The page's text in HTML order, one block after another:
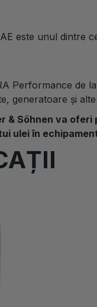
este unul dintre
Performance de
generatoare și
& Söhnen va
ulei în